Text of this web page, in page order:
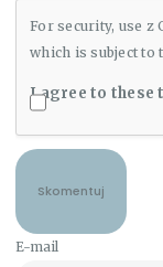
E-mail
For security, use z
which is subject to
I agree to these